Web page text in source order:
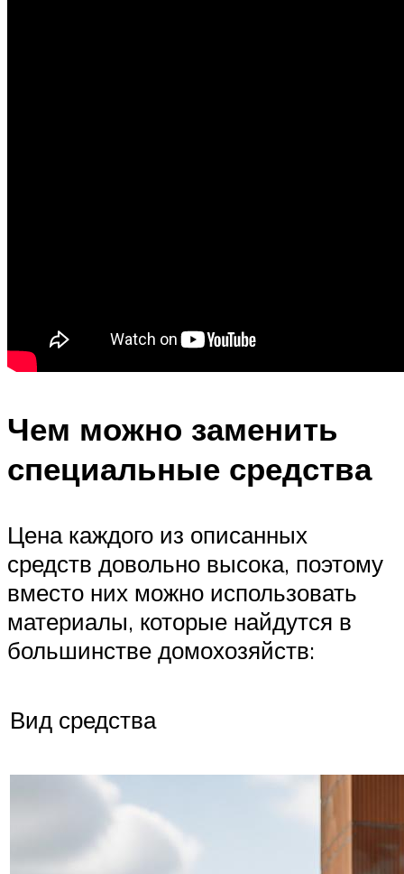
Чем можно заменить
специальные средства
Цена каждого из описанных
средств довольно высока, поэтому
вместо них можно использовать
материалы, которые найдутся в
большинстве домохозяйств:
Вид средства